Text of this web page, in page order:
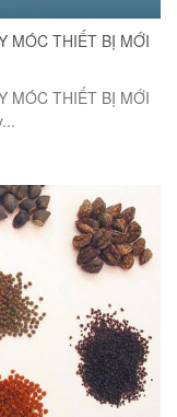
MÓC THIẾT BỊ MỚI
MÓC THIẾT BỊ MỚI